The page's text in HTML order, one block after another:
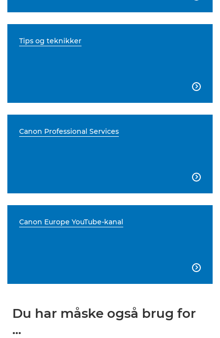
Tips og teknikker

Canon Professional Services

Canon Europe YouTube-kanal

Du har måske også brug for
...